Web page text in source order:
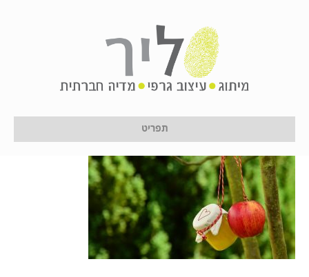
תפריט
apple-tree-
1574326_960_720